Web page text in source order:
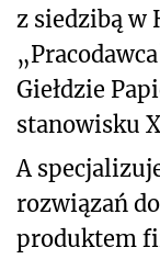
z siedzibą w
Giełdzie
stanowisku
A
rozwiązań
produktem